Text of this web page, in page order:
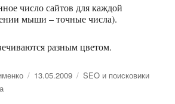
число сайтов для каждой
мыши – точные числа).
разным цветом.
Опубликовано
13.05.2009 Рубрики
SEO и поисковики